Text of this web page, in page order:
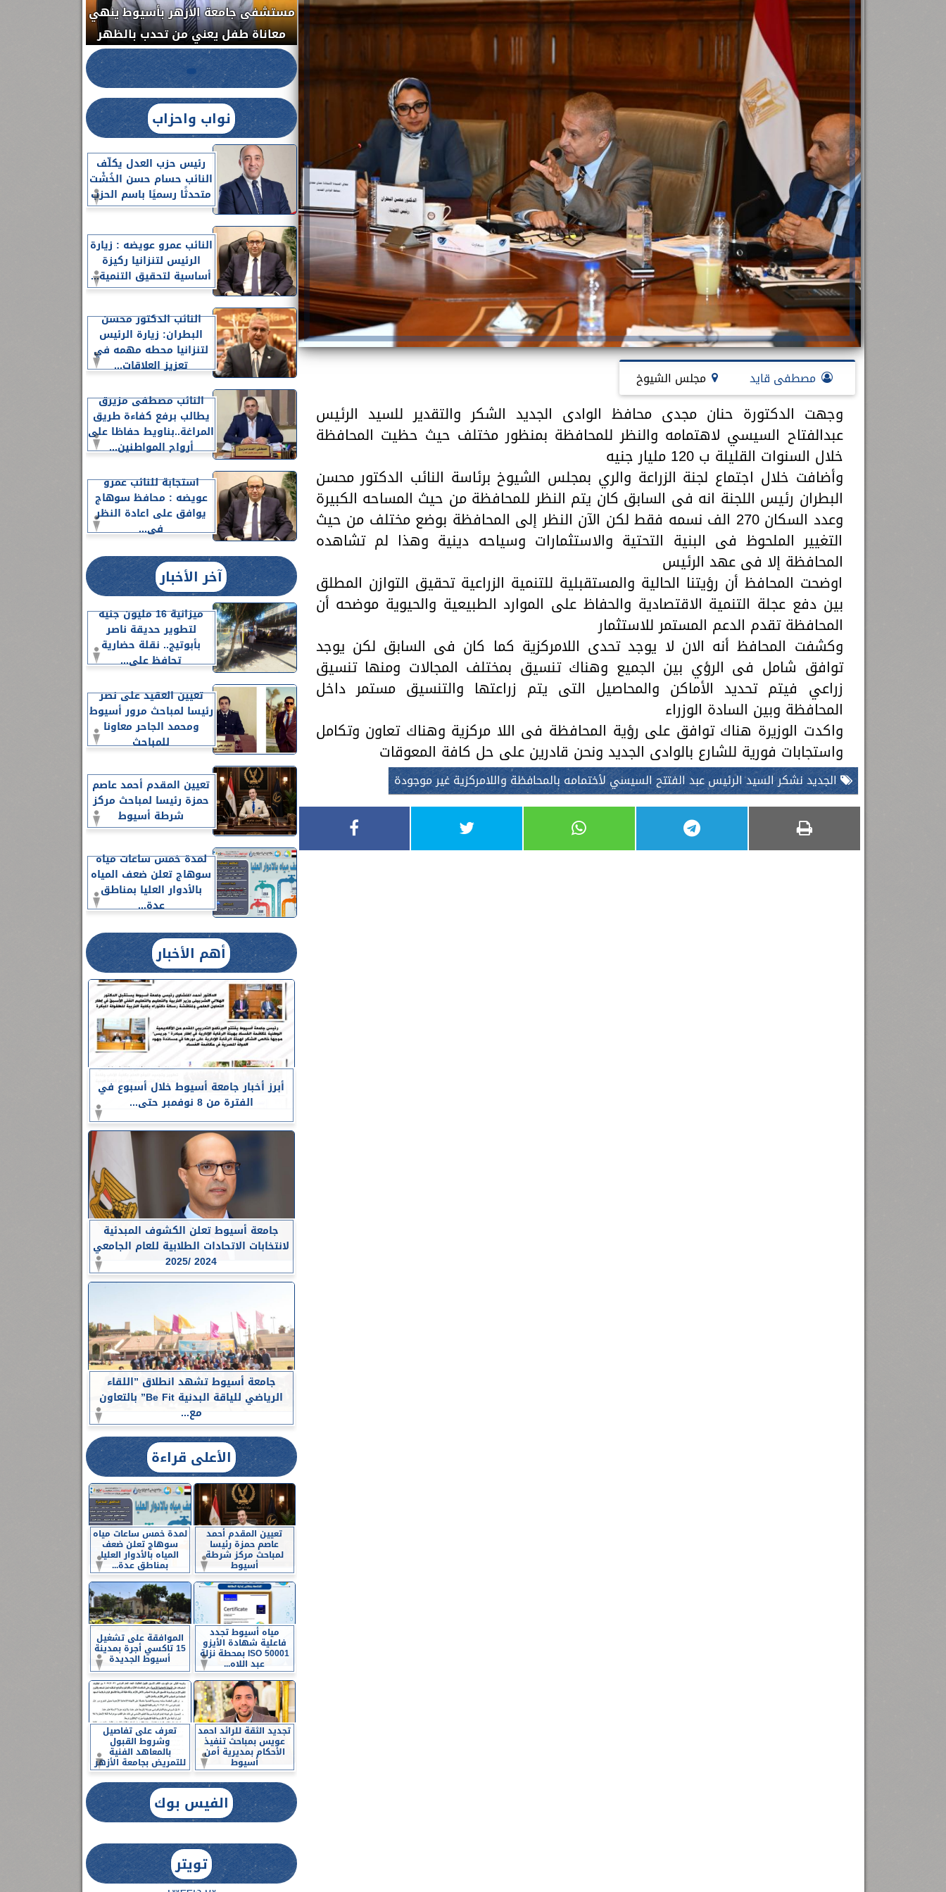
مصطفى قايد مجلس الشيوخ
وجهت الدكتورة حنان مجدى محافظ الوادى الجديد الشكر والتقدير للسيد الرئيس
عبدالفتاح السيسي لاهتمامه والنظر للمحافظة بمنظور مختلف حيث حظيت المحافظة
خلال السنوات القليلة ب 120 مليار جنيه
وأضافت خلال اجتماع لجنة الزراعة والري بمجلس الشيوخ برئاسة النائب الدكتور محسن
البطران رئيس اللجنة انه فى السابق كان يتم النظر للمحافظة من حيث المساحه الكبيرة
وعدد السكان 270 الف نسمه فقط لكن الآن النظر إلى المحافظة بوضع مختلف من حيث
التغيير الملحوظ فى البنية التحتية والاستثمارات وسياحه دينية وهذا لم تشاهده
المحافظة إلا فى عهد الرئيس
اوضحت المحافظ أن رؤيتنا الحالية والمستقبلية للتنمية الزراعية تحقيق التوازن المطلق
بين دفع عجلة التنمية الاقتصادية والحفاظ على الموارد الطبيعية والحيوية موضحه أن
المحافظة تقدم الدعم المستمر للاستثمار
وكشفت المحافظ أنه الان لا يوجد تحدى اللامركزية كما كان فى السابق لكن يوجد
توافق شامل فى الرؤي بين الجميع وهناك تنسيق بمختلف المجالات ومنها تنسيق
زراعي فيتم تحديد الأماكن والمحاصيل التى يتم زراعتها والتنسيق مستمر داخل
المحافظة وبين السادة الوزراء
واكدت الوزيرة هناك توافق على رؤية المحافظة فى اللا مركزية وهناك تعاون وتكامل
واستجابات فورية للشارع بالوادى الجديد ونحن قادرين على حل كافة المعوقات
الجديد نشكر السيد الرئيس عبد الفتتح السيسي لأختمامه بالمحافظة واللامركزية غير موجودة
مستشفى جامعة الأزهر بأسيوط ينهي
معاناة طفل يعني من تحدب بالظهر
الدواء المصرية يشن حملة رقابية مكبرة
لضبط المنشآت الطبية المخالفة.....
والحنجرة ينجح في استئصال ورم خبيث
من... جديد بمستشفيات الجامعة... ...
نواب واحزاب
رئيس حزب العدل يكلّف
النائب حسام حسن الخُشْت
متحدثًا رسميًا باسم الحزب
النائب عمرو عويضه : زيارة
الرئيس لتنزانيا ركيزة
أساسية لتحقيق التنمية...
النائب الدكتور محسن
البطران: زيارة الرئيس
لتنزانيا محطه مهمه في
تعزيز العلاقات...
النائب مصطفى مزيرق
يطالب برفع كفاءة طريق
المراغة..بناويط حفاظا على
أرواح المواطنين...
استجابة للنائب عمرو
عويضه : محافظ سوهاج
يوافق على اعادة النظر
فى...
آخر الأخبار
ميزانية 16 مليون جنيه
لتطوير حديقة ناصر
بأبوتيج.. نقلة حضارية
تحافظ على...
تعيين العقيد على نصر
رئيسا لمباحث مرور أسيوط
ومحمد الجاحر معاونا
للمباحث
تعيين المقدم أحمد عاصم
حمزة رئيسا لمباحث مركز
شرطة أسيوط
لمدة خمس ساعات مياه
سوهاج تعلن ضعف المياه
بالأدوار العليا بمناطق
عدة...
أهم الأخبار
أبرز أخبار جامعة أسيوط خلال أسبوع في
الفترة من 8 نوفمبر حتى...
جامعة أسيوط تعلن الكشوف المبدئية
لانتخابات الاتحادات الطلابية للعام الجامعي
2024 /2025
جامعة أسيوط تشهد انطلاق ”اللقاء
الرياضي للياقة البدنية Be Fit” بالتعاون
مع...
الأعلى قراءة
تعيين المقدم أحمد
عاصم حمزة رئيسا
لمباحث مركز شرطة
أسيوط
لمدة خمس ساعات مياه
سوهاج تعلن ضعف
المياه بالأدوار العليا
بمناطق عدة...
مياه أسيوط تجدد
فاعلية شهادة الأيزو
ISO 50001 بمحطة نزلة
عبد اللاه...
الموافقة على تشغيل
15 تاكسي أجرة بمدينة
أسيوط الجديدة
تجديد الثقة للرائد احمد
عويس بمباحث تنفيذ
الأحكام بمديرية أمن
أسيوط
تعرف على تفاصيل
وشروط القبول
بالمعاهد الفنية
للتمريض بجامعة الأزهر
الفيس بوك
تويتر